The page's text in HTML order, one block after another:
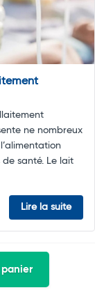
ne nombreux
santé. Le lait
Lire la suite